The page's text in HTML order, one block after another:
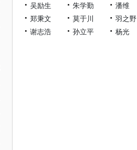
吴励生
朱学勤
潘维
郑秉文
莫于川
羽之野
谢志浩
孙立平 杨光